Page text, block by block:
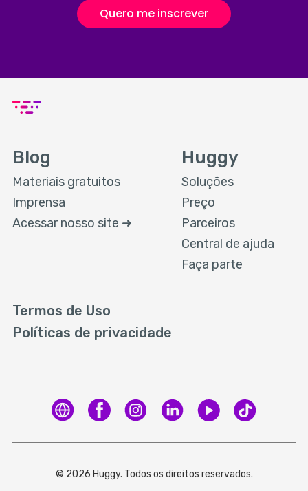
Quero me inscrever
Blog
Materiais gratuitos
Imprensa
Acessar nosso site ➜
Huggy
Soluções
Preço
Parceiros
Central de ajuda
Faça parte
Termos de Uso
Políticas de privacidade
© 2026 Huggy. Todos os direitos reservados.